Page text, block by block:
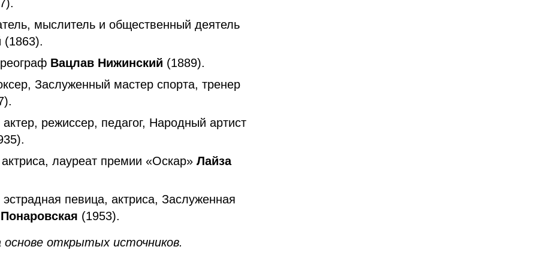
мыслитель и общественный деятель
(1863).
Вацлав Нижинский (1889).
Заслуженный мастер спорта, тренер
режиссер, педагог, Народный артист
лауреат премии «Оскар» Лайза
певица, актриса, Заслуженная
(1953).
открытых источников.